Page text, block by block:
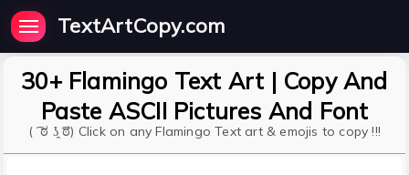
TextArtCopy.com
30+ Flamingo Text Art | Copy And
Paste ASCII Pictures And Font
( ͡ ಠ ʖ̯ ͡ಠ) Click on any Flamingo Text art & emojis to copy !!!